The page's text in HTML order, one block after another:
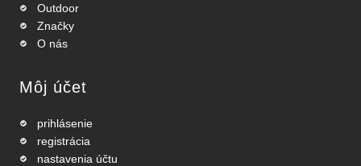
Outdoor
Značky
O nás
Môj účet
prihlásenie
registrácia
nastavenia účtu